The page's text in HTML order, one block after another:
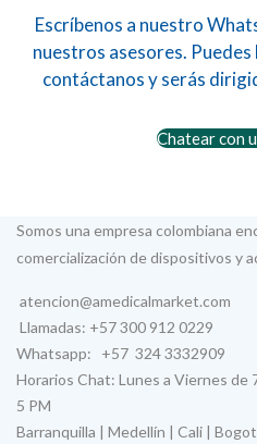
Escríbenos a nuestro
nuestros asesores.
contáctanos y serás
Chatear con
Somos una empresa colombiana
comercialización de dispositivos y
atencion@amedicalmarket.com
Llamadas: +57 300 912 0229
Whatsapp: +57 324 3332909
Horarios Chat: Lunes a Viernes de
5 PM
Barranquilla | Medellín | Cali |